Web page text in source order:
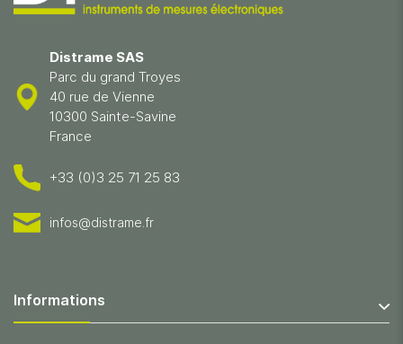
Distrame SAS
Parc du grand Troyes
40 rue de Vienne
10300 Sainte-Savine
France
+33 (0)3 25 71 25 83
infos@distrame.fr
Informations